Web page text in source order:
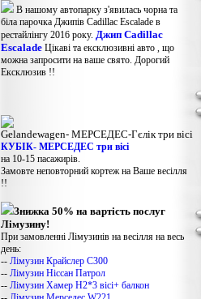
В нашому автопарку з'явилась чорна та
біла парочка Джипів Cadillac Escalade в
рестайлінгу 2016 року. Джип Cadillac
Escalade Цікаві та ексклюзивні авто , що
можна запросити на ваше свято. Дорогий
Ексклюзив !!
Gelandewagen​- МЕРСЕДЕС-Гєлік три вісі
КУБІК- МЕРСЕДЕС три вісі
на 10-15 пасажирів.
Замовте неповторний кортеж на Ваше весілля
!!
Знижка 50% на вартість послуг
Лімузину!
При замовленні Лімузинів на весілля на весь
день:
-- Лімузин Крайслер С300
-- Лімузин Ніссан Патрол
-- Лімузин Хамер Н2*3 вісі+ балкон